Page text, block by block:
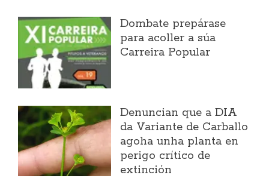
Dombate prepárase
para acoller a súa
Carreira Popular
Denuncian que a DIA
da Variante de Carballo
agoha unha planta en
perigo crítico de
extinción